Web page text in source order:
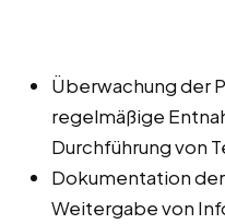
Überwachung der
regelmäßige
Durchführung von
Dokumentation
Weitergabe von